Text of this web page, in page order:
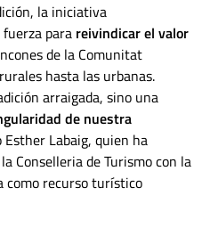
la iniciativa
para reivindicar el valor
de la Comunitat
hasta las urbanas.
arraigada, sino una
de nuestra
Esther Labaig, quien ha
Conselleria de Turismo con la
como recurso turístico